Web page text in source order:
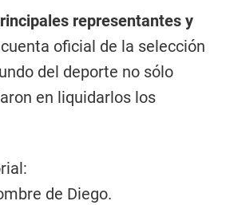
representantes y
oficial de la selección
del deporte no sólo
en liquidarlos los
de Diego.